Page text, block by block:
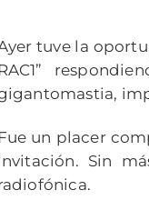
tuve la
RAC1”
Fue un placer
Sin